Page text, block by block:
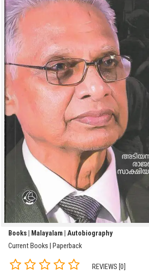
Books | Malayalam | Autobiography
Current Books | Paperback
REVIEWS [0]